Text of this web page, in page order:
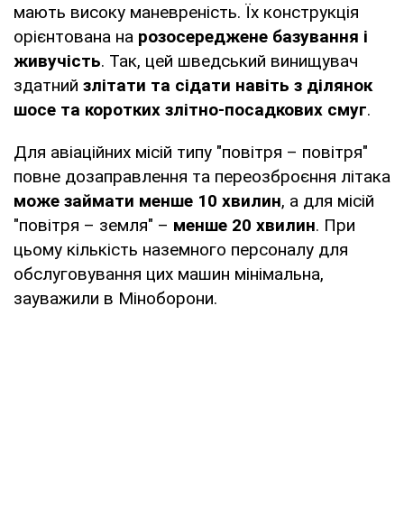
мають високу маневреність. Їх конструкція
орієнтована на розосереджене базування і
живучість. Так, цей шведський винищувач
здатний злітати та сідати навіть з ділянок
шосе та коротких злітно-посадкових смуг.
Для авіаційних місій типу "повітря – повітря"
повне дозаправлення та переозброєння літака
може займати менше 10 хвилин, а для місій
"повітря – земля" – менше 20 хвилин. При
цьому кількість наземного персоналу для
обслуговування цих машин мінімальна,
зауважили в Міноборони.